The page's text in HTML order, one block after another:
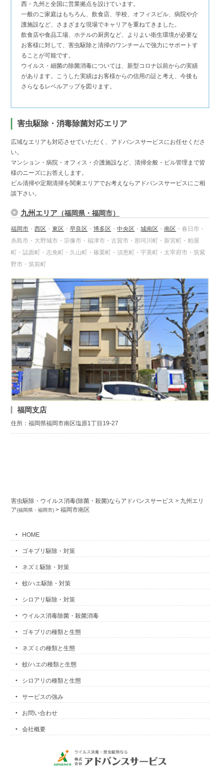
西・九州と全国に営業拠点を設けています。
一般のご家庭はもちろん、飲食店、学校、オフィスビル、病院や介
護施設など、さまざまな現場でキャリアを重ねてきました。
飲食店や食品工場、ホテルの厨房など、よりよい衛生環境が必要な
お客様に対して、害虫駆除と清掃のワンチームで強力にサポートす
ることが可能です。
ウイルス・細菌の除菌消毒については、新型コロナ以前からの実績
があります。こうした実績はお客様からの信用の証と考え、今後も
さらなるレベルアップを図ります。
害虫駆除・消毒除菌対応エリア
広域なエリアも対応させていただく、アドバンスサービスにお任せくださ
い。
マンション・病院・オフィス・介護施設など、清掃全般・ビル管理まで皆
様のニーズにお答えします。
ビル清掃や定期清掃を関東エリアでお考えならアドバンスサービスにご相
談下さい。
九州エリア （福岡県・福岡市）
福岡市 ・西区 ・東区 ・早良区 ・博多区 ・中央区 ・城南区 ・南区 ・春日市・
糸島市・大野城市・宗像市・福津市・古賀市・那珂川町・新宮町・粕屋
町・誌面町・志免町・久山町・篠栗町・須恵町・宇美町・太宰府市・筑紫
野市・筑前町
福岡支店
住所：福岡県福岡市南区塩原1丁目19-27
害虫駆除・ウイルス消毒(除菌・殺菌)ならアドバンスサービス > 九州エリ
ア(福岡県・福岡市) >福岡市南区
HOME
ゴキブリ駆除・対策
ネズミ駆除・対策
蚊/ハエ駆除・対策
シロアリ駆除・対策
ウイルス消毒除菌・殺菌消毒
ゴキブリの種類と生態
ネズミの種類と生態
蚊/ハエの種類と生態
シロアリの種類と生態
サービスの強み
お問い合わせ
会社概要